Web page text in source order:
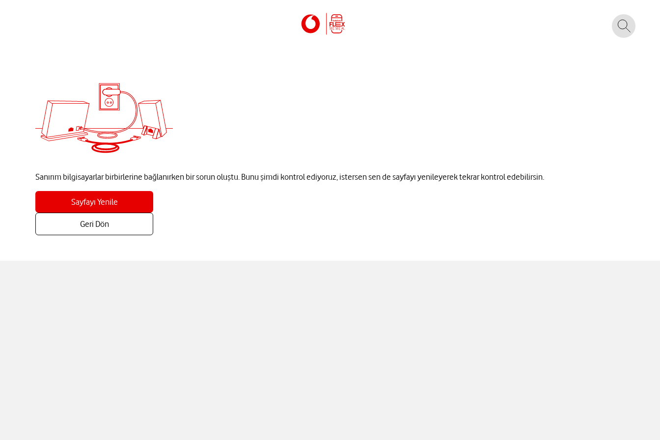
Sanırım bilgisayarlar birbirlerine bağlanırken bir sorun oluştu. Bunu şimdi kontrol ediyoruz, istersen sen de sayfayı yenileyerek tekrar kontrol edebilirsin.
Sayfayı Yenile
Geri Dön